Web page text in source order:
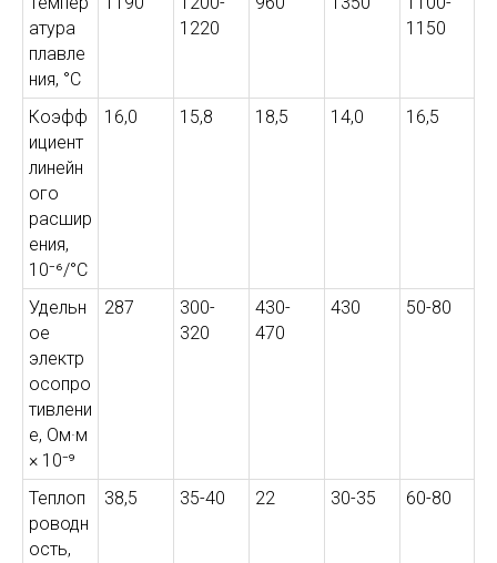
атура
плавле
ния, °С
1220
1150
Коэфф
ициент
линейн
ого
расшир
ения,
10⁻⁶/°С
16,0 15,8 18,5 14,0 16,5
Удельн
ое
электр
осопро
тивлени
е, Ом·м
× 10⁻⁹
287
300-
320
430-
470
430 50-80
Теплоп
роводн
ость,
38,5 35-40 22 30-35 60-80